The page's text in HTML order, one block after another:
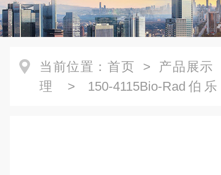
当前位置： 首页 > 产品展示
理
> 150-4115Bio-Rad伯